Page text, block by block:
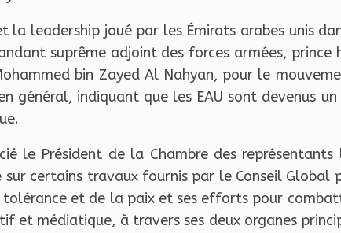
la leadership joué par les Émirats arabes unis
suprême adjoint des forces armées, prince
bin Zayed Al Nahyan, pour le
général, indiquant que les EAU sont devenus
le Président de la Chambre des
sur certains travaux fournis par le Conseil
et de la paix et ses efforts pour
et médiatique, à travers ses deux organes